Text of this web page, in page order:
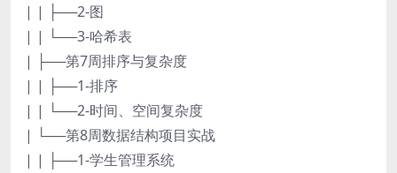
| | ├──2-图
| | └──3-哈希表
| ├──第7周排序与复杂度
| | ├──1-排序
| | └──2-时间、空间复杂度
| └──第8周数据结构项目实战
| | ├──1-学生管理系统